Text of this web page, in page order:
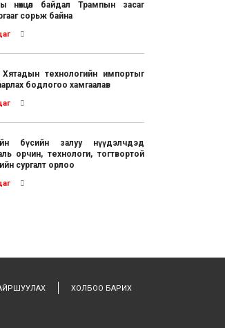
нөхцөл байдал Трампын засаг
сорьж байна
технологийн импортыг
бодлогоо хамгаалав
бүсийн залуу нүүдэлчдэд
орчин, технологи, тогтвортой
сургалт орлоо
ХОЛБОО БАРИХ